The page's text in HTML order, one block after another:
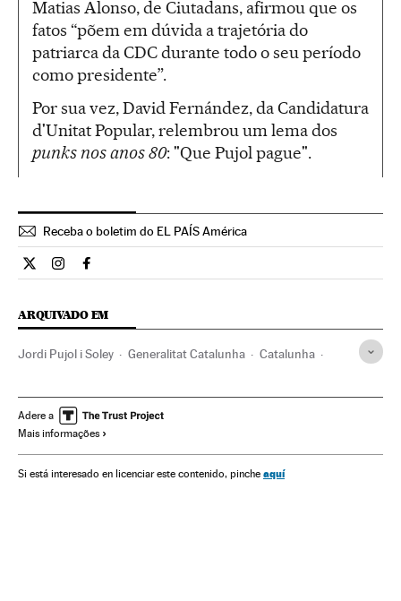
Matias Alonso, de Ciutadans, afirmou que os
fatos “põem em dúvida a trajetória do
patriarca da CDC durante todo o seu período
como presidente”.
Por sua vez, David Fernández, da Candidatura
d'Unitat Popular, relembrou um lema dos
punks nos anos 80: "Que Pujol pague".
Receba o boletim do EL PAÍS América
Internacional El País Brasil en Twitter
Internacional El País Brasil en Instagram
Internacional El País Brasil en Facebook
ARQUIVADO EM
Jordi Pujol i Soley Generalitat Catalunha Catalunha
Finanças públicas Finanças
Adere a
Mais informações
Si está interesado en licenciar este contenido, pinche aquí